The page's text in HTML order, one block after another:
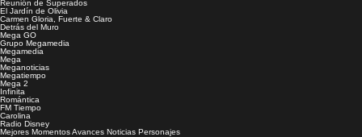
Reunión de Superados
El Jardín de Olivia
Carmen Gloria, Fuerte & Claro
Detrás del Muro
Mega GO
Grupo Megamedia
Megamedia
Mega
Meganoticias
Megatiempo
Mega 2
Infinita
Romántica
FM Tiempo
Carolina
Radio Disney
Mejores MomentosAvances Noticias Personajes